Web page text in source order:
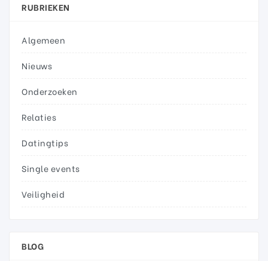
RUBRIEKEN
Algemeen
Nieuws
Onderzoeken
Relaties
Datingtips
Single events
Veiligheid
BLOG